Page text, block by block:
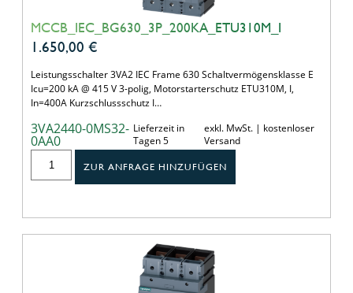
MCCB_IEC_BG630_3P_200KA_ETU310M_I
1.650,00 €
Leistungsschalter 3VA2 IEC Frame 630 Schaltvermögensklasse E
Icu=200 kA @ 415 V 3-polig, Motorstarterschutz ETU310M, I,
In=400A Kurzschlussschutz I…
3VA2440-0MS32-
0AA0
Lieferzeit in
Tagen 5
exkl. MwSt. | kostenloser
Versand
ZUR ANFRAGE HINZUFÜGEN